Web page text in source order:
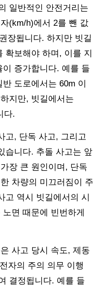
일반적인 안전거리는
(km/h)에서 2를 뺀 값
장됩니다. 하지만 빗길
확보해야 하며, 이를 지
증가합니다. 예를 들
도로에서는 60m 이
지만, 빗길에서는
다.
고, 단독 사고, 그리고
습니다. 추돌 사고는 앞
장 큰 원인이며, 단독
차량의 미끄러짐이 주
고 역시 빗길에서의 시
면 때문에 빈번하게
사고 당시 속도, 제동
자의 주의 의무 이행
결정됩니다. 예를 들